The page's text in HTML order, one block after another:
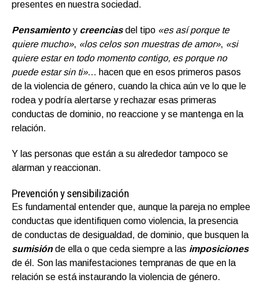
presentes en nuestra sociedad.
Pensamientoy creenciasdel tipo «es así porque te
quiere mucho», «los celos son muestras de amor», «si
quiere estar en todo momento contigo, es porque no
puede estar sin ti»… hacen que en esos primeros pasos
de la violencia de género, cuando la chica aún ve lo que le
rodea y podría alertarse y rechazar esas primeras
conductas de dominio, no reaccione y se mantenga en la
relación.
Y las personas que están a su alrededor tampoco se
alarman y reaccionan.
Prevención y sensibilización
Es fundamental entender que, aunque la pareja no emplee
conductas que identifiquen como violencia, la presencia
de conductas de desigualdad, de dominio, que busquen la
sumisiónde ella o que ceda siempre a las imposiciones
de él. Son las manifestaciones tempranas de que en la
relación se está instaurando la violencia de género.